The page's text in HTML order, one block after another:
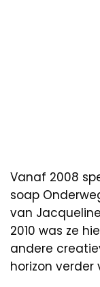
Vanaf 2008
soap
van
2010 was ze
andere
horizon verder